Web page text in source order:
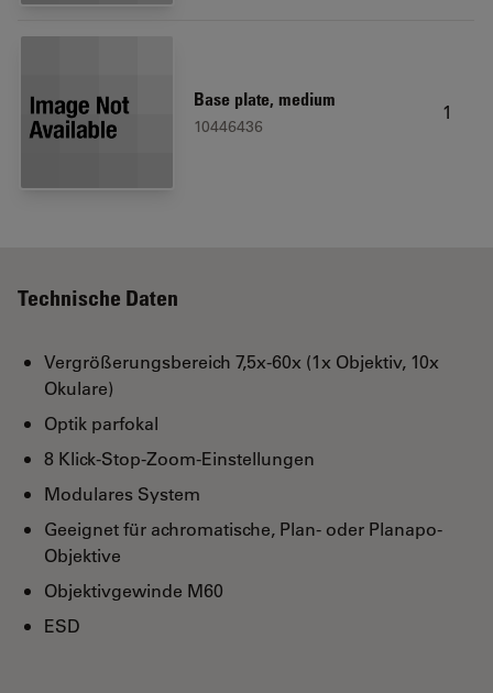
Base plate, medium
10446436
1
Technische Daten
Vergrößerungsbereich 7,5x‑60x (1x Objektiv, 10x
Okulare)
Optik parfokal
8 Klick-Stop-Zoom-Einstellungen
Modulares System
Geeignet für achromatische, Plan- oder Planapo-
Objektive
Objektivgewinde M60
ESD